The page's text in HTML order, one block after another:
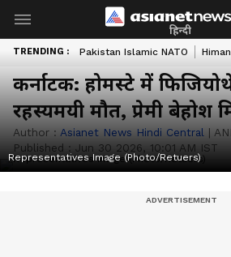
हिन्दी
TRENDING : Pakistan Islamic NATO
कर्नाटक: होमस्टे में
रहस्यमयी मौत, प्रेमी बेहोश
Author : Asianet News Hindi Central | ANI
Published : Jun 30 2026, 10:01 AM IST
Representatives Image (Photo/Retuers)